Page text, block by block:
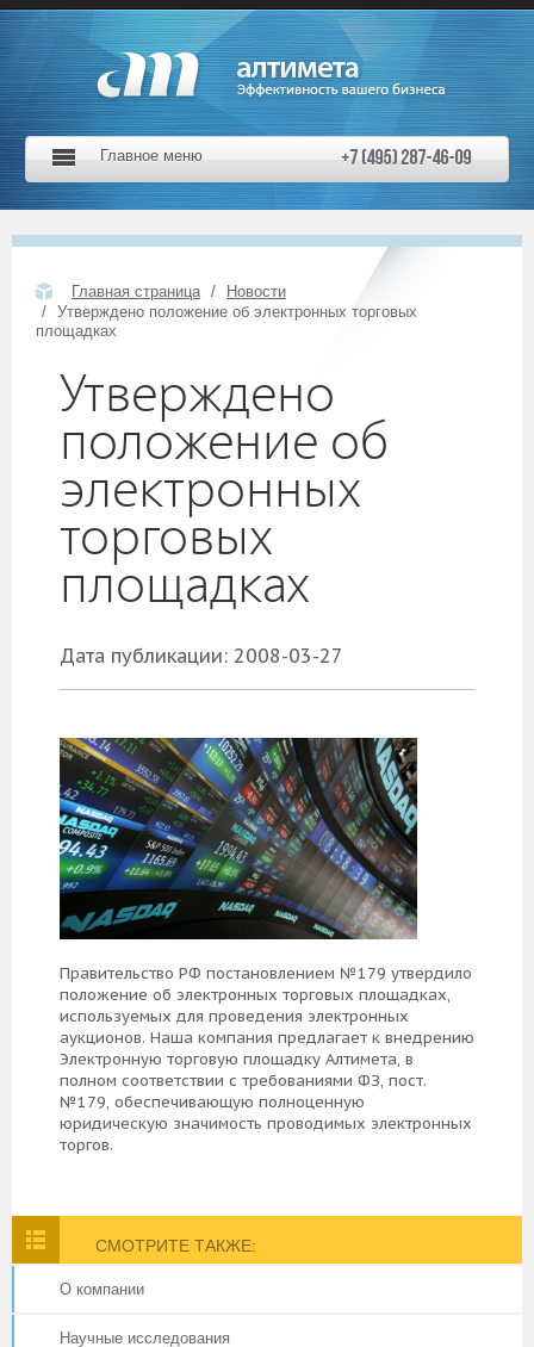
Главное меню
Главная страница
Новости
Утверждено положение об электронных торговых
площадках
Утверждено
положение об
электронных
торговых
площадках
Дата публикации: 2008-03-27
Правительство РФ постановлением №179 утвердило
положение об электронных торговых площадках,
используемых для проведения электронных
аукционов. Наша компания предлагает к внедрению
Электронную торговую площадку Алтимета, в
полном соответствии с требованиями ФЗ, пост.
№179, обеспечивающую полноценную
юридическую значимость проводимых электронных
торгов.
СМОТРИТЕ ТАКЖЕ:
О компании
Научные исследования